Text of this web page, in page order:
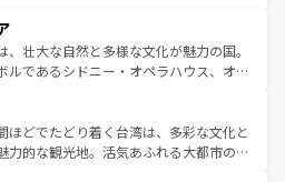
ンズでは、音楽と美食が融合した独特の
者はアメリカの各地域で異なる魅力を楽
多様性と豊かな歴史を感じることができ
ルだ。 なお、新着のアメリカ
一覧を参照してほしい。
い。また、定番の観光地といえばオアフ
然を求めるならマウイ島やカウアイ島が
ルドグリーンに輝く海をはじめ、豊かな
心で訪れる人々を迎えてくれるハワイの
ーカルフードやハワイアンミュージッ
ダンスなど、すべてがハワイの魅力を彩
、壮大な自然と多様な文化が魅力の国。
ルであるシドニー・オペラハウス、オー
中央部にそびえるウルル（エアーズロッ
の美しい原生林やケアンズの熱帯雨林な
くさん。また、カフェやワイン、オージ
ほどでたどり着く台湾は、多彩な文化と
力的な観光地。活気あふれる大都市の台